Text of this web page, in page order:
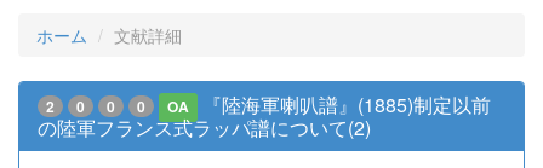
ホーム 文献詳細
2 0 0 0 OA
『陸海軍喇叭譜』(1885)制定以前
の陸軍フランス式ラッパ譜について(2)